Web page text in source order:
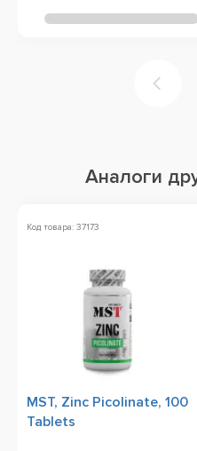
Аналоги
Код товара: 37173
MST, Zinc Picolinate, 100
Tablets